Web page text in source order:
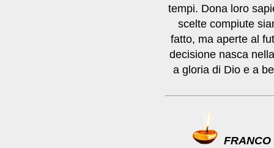
tempi. Dona loro
scelte compiute
fatto, ma aperte al
decisione nasca
a gloria di Dio e a